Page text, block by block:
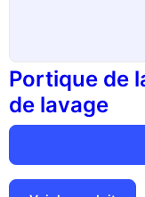
Portique de
de lavage